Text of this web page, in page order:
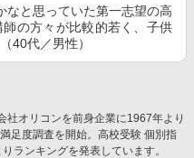
なと思っていた第一志望の高
の方々が比較的若く、子供
40代／男性）
社オリコンを前身企業に1967年より
足度調査を開始。高校受験 個別指
ランキングを発表しています。